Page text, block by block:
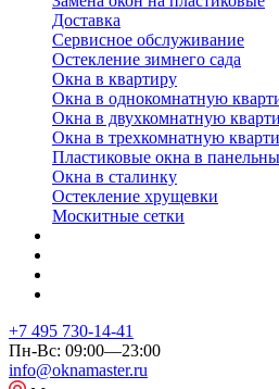
Доставка
Сервисное обслуживание
Остекление зимнего сада
Окна в квартиру
Окна в однокомнатную
Окна в двухкомнатную
Окна в трехкомнатную
Пластиковые окна в
Окна в сталинку
Остекление хрущевки
Москитные сетки
+7 495 730-14-41
Пн-Вс: 09:00—23:00
info@oknamaster.ru